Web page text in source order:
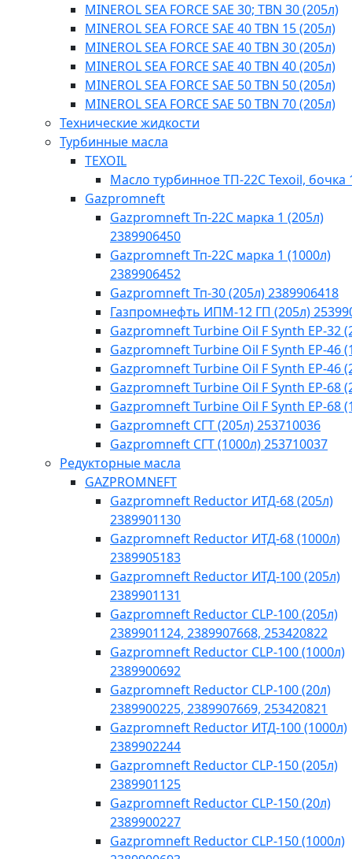
MINEROL SEA FORCE SAE 30; TBN 30 (205л)
MINEROL SEA FORCE SAE 40 TBN 15 (205л)
MINEROL SEA FORCE SAE 40 TBN 30 (205л)
MINEROL SEA FORCE SAE 40 TBN 40​ (205л)
MINEROL SEA FORCE SAE 50 TBN 50 (205л)
MINEROL SEA FORCE SAE 50 TBN 70 (205л)
Технические жидкости
Турбинные масла
TEXOIL
Масло турбинное ТП-22С Texoil, бочка
Gazpromneft
Gazpromneft Тп-22С марка 1 (205л)
2389906450
Gazpromneft Тп-22С марка 1 (1000л)
2389906452
Gazpromneft Тп-30 (205л) 2389906418
Газпромнефть ИПМ-12 ГП (205л)
Gazpromneft Turbine Oil F Synth EP-32
Gazpromneft Turbine Oil F Synth EP-46
Gazpromneft Turbine Oil F Synth EP-46
Gazpromneft Turbine Oil F Synth EP-68
Gazpromneft Turbine Oil F Synth EP-68
Gazpromneft СГТ (205л) 253710036
Gazpromneft СГТ (1000л) 253710037
Редукторные масла
GAZPROMNEFT
Gazpromneft Reductor ИТД-68 (205л)
2389901130
Gazpromneft Reductor ИТД-68 (1000л)
2389905183
Gazpromneft Reductor ИТД-100 (205л)
2389901131
Gazpromneft Reductor CLP-100 (205л)
2389901124, 2389907668, 253420822
Gazpromneft Reductor CLP-100 (1000л)
2389900692
Gazpromneft Reductor CLP-100 (20л)
2389900225, 2389907669, 253420821
Gazpromneft Reductor ИТД-100 (1000л)
2389902244
Gazpromneft Reductor CLP-150 (205л)
2389901125
Gazpromneft Reductor CLP-150 (20л)
2389900227
Gazpromneft Reductor CLP-150 (1000л)